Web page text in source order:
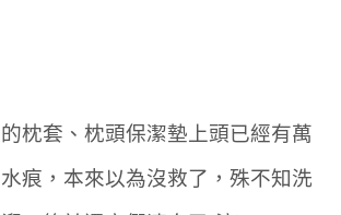
枕套、枕頭保潔墊上頭已經有萬
痕，本來以為沒救了，殊不知洗